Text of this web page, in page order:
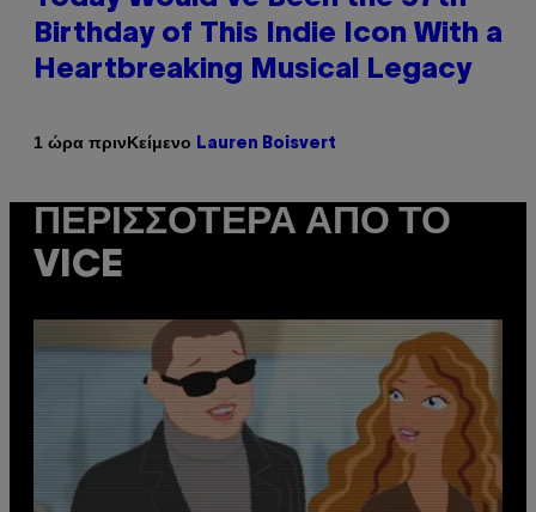
Birthday of This Indie Icon With a
Heartbreaking Musical Legacy
1 ώρα πρινΚείμενο Lauren Boisvert
ΠΕΡΙΣΣΌΤΕΡΑ ΑΠΌ ΤΟ
VICE